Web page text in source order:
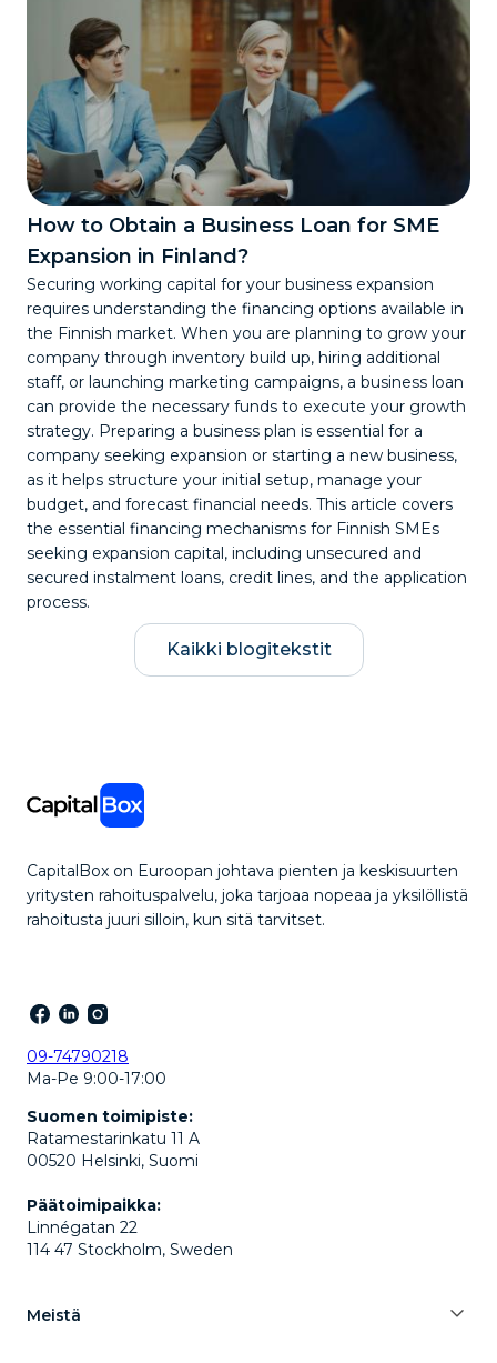
How to Obtain a Business Loan for SME
Expansion in Finland?
Securing working capital for your business expansion
requires understanding the financing options available in
the Finnish market. When you are planning to grow your
company through inventory build up, hiring additional
staff, or launching marketing campaigns, a business loan
can provide the necessary funds to execute your growth
strategy. Preparing a business plan is essential for a
company seeking expansion or starting a new business,
as it helps structure your initial setup, manage your
budget, and forecast financial needs. This article covers
the essential financing mechanisms for Finnish SMEs
seeking expansion capital, including unsecured and
secured instalment loans, credit lines, and the application
process.
Kaikki blogitekstit
CapitalBox on Euroopan johtava pienten ja keskisuurten
yritysten rahoituspalvelu, joka tarjoaa nopeaa ja yksilöllistä
rahoitusta juuri silloin, kun sitä tarvitset.
09-74790218
Ma-Pe 9:00-17:00
Suomen toimipiste:
Ratamestarinkatu 11 A
00520 Helsinki, Suomi
Päätoimipaikka:
Linnégatan 22
114 47 Stockholm, Sweden
Meistä